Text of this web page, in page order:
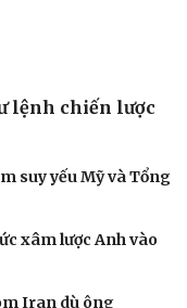
đuối sức trước
Rốc sang Ceuta